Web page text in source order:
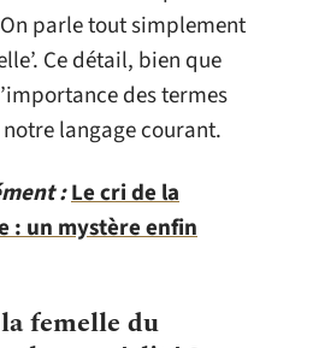
parle tout simplement
Ce détail, bien que
des termes
langage courant.
:Le cri de la
: un mystère enfin
femelle du